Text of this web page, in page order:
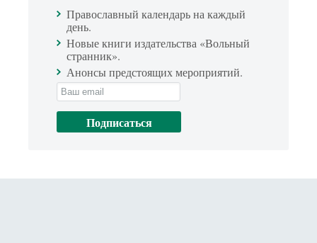
Православный календарь на каждый
день.
Новые книги издательства «Вольный
странник».
Анонсы предстоящих мероприятий.